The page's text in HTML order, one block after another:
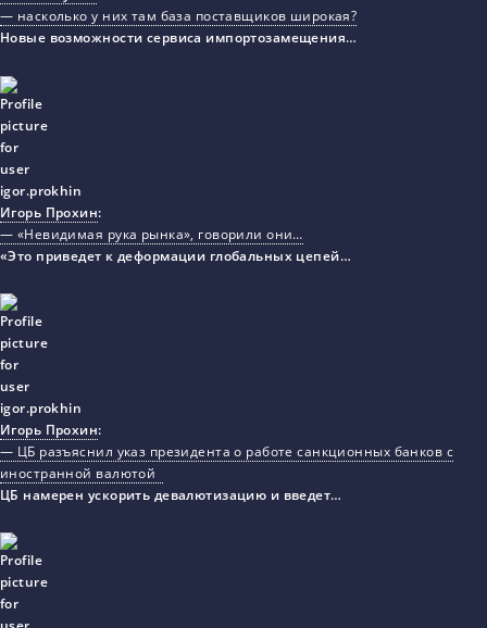
— насколько у них там база поставщиков широкая?
Новые возможности сервиса импортозамещения…
Игорь Прохин:
— «Невидимая рука рынка», говорили они…
«Это приведет к деформации глобальных цепей…
Игорь Прохин:
— ЦБ разъяснил указ президента о работе санкционных банков с
иностранной валютой
ЦБ намерен ускорить девалютизацию и введет…